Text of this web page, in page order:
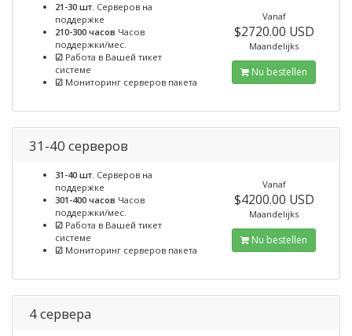
21-30 шт. Серверов на
поддержке
210-300 часов Часов
поддержки/мес.
☑ Работа в Вашей тикет
системе
☑ Мониторинг серверов пакета
Vanaf
$2720.00 USD
Maandelijks
Nu bestellen
31-40 серверов
31-40 шт. Серверов на
поддержке
301-400 часов Часов
поддержки/мес.
☑ Работа в Вашей тикет
системе
☑ Мониторинг серверов пакета
Vanaf
$4200.00 USD
Maandelijks
Nu bestellen
4 сервера